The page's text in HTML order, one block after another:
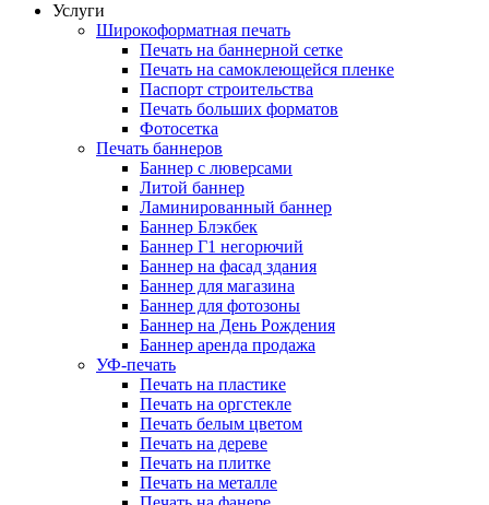
Услуги
Широкоформатная печать
Печать на баннерной сетке
Печать на самоклеющейся пленке
Паспорт строительства
Печать больших форматов
Фотосетка
Печать баннеров
Баннер с люверсами
Литой баннер
Ламинированный баннер
Баннер Блэкбек
Баннер Г1 негорючий
Баннер на фасад здания
Баннер для магазина
Баннер для фотозоны
Баннер на День Рождения
Баннер аренда продажа
УФ-печать
Печать на пластике
Печать на оргстекле
Печать белым цветом
Печать на дереве
Печать на плитке
Печать на металле